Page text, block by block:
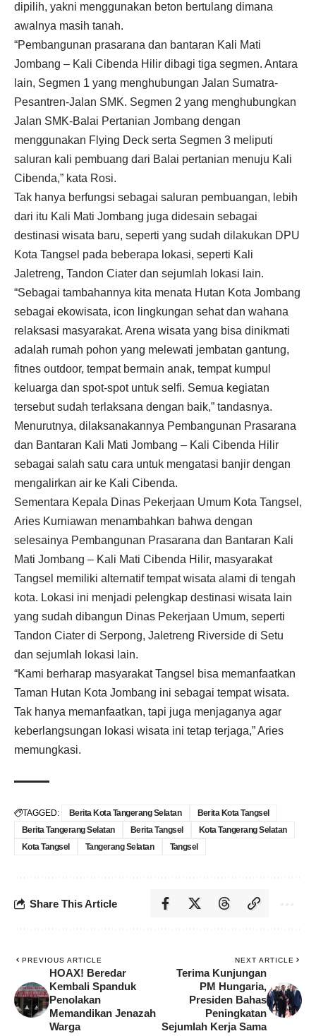
dipilih, yakni menggunakan beton bertulang dimana
awalnya masih tanah.
“Pembangunan prasarana dan bantaran Kali Mati
Jombang – Kali Cibenda Hilir dibagi tiga segmen. Antara
lain, Segmen 1 yang menghubungan Jalan Sumatra-
Pesantren-Jalan SMK. Segmen 2 yang menghubungkan
Jalan SMK-Balai Pertanian Jombang dengan
menggunakan Flying Deck serta Segmen 3 meliputi
saluran kali pembuang dari Balai pertanian menuju Kali
Cibenda,” kata Rosi.
Tak hanya berfungsi sebagai saluran pembuangan, lebih
dari itu Kali Mati Jombang juga didesain sebagai
destinasi wisata baru, seperti yang sudah dilakukan DPU
Kota Tangsel pada beberapa lokasi, seperti Kali
Jaletreng, Tandon Ciater dan sejumlah lokasi lain.
“Sebagai tambahannya kita menata Hutan Kota Jombang
sebagai ekowisata, icon lingkungan sehat dan wahana
relaksasi masyarakat. Arena wisata yang bisa dinikmati
adalah rumah pohon yang melewati jembatan gantung,
fitnes outdoor, tempat bermain anak, tempat kumpul
keluarga dan spot-spot untuk selfi. Semua kegiatan
tersebut sudah terlaksana dengan baik,” tandasnya.
Menurutnya, dilaksanakannya Pembangunan Prasarana
dan Bantaran Kali Mati Jombang – Kali Cibenda Hilir
sebagai salah satu cara untuk mengatasi banjir dengan
mengalirkan air ke Kali Cibenda.
Sementara Kepala Dinas Pekerjaan Umum Kota Tangsel,
Aries Kurniawan menambahkan bahwa dengan
selesainya Pembangunan Prasarana dan Bantaran Kali
Mati Jombang – Kali Mati Cibenda Hilir, masyarakat
Tangsel memiliki alternatif tempat wisata alami di tengah
kota. Lokasi ini menjadi pelengkap destinasi wisata lain
yang sudah dibangun Dinas Pekerjaan Umum, seperti
Tandon Ciater di Serpong, Jaletreng Riverside di Setu
dan sejumlah lokasi lain.
“Kami berharap masyarakat Tangsel bisa memanfaatkan
Taman Hutan Kota Jombang ini sebagai tempat wisata.
Tak hanya memanfaatkan, tapi juga menjaganya agar
keberlangsungan lokasi wisata ini tetap terjaga,” Aries
memungkasi.
TAGGED: Berita Kota Tangerang Selatan
Berita Kota Tangsel
Berita Tangerang Selatan
Berita Tangsel
Kota Tangerang Selatan
Kota Tangsel
Tangerang Selatan Tangsel
Share This Article
PREVIOUS ARTICLE
HOAX! Beredar
Kembali Spanduk
Penolakan
Memandikan Jenazah
Warga
NEXT ARTICLE
Terima Kunjungan
PM Hungaria,
Presiden Bahas
Peningkatan
Sejumlah Kerja Sama